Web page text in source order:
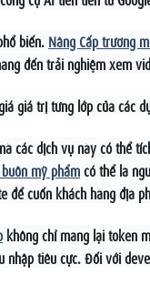
biến. Nâng Cấp trương
đến trải nghiệm xem
giá trị từng lớp của các
các dịch vụ này có thể
mỹ phẩmcó thể là
để cuốn khách hàng địa
không chỉ mang lại token
nhập tiêu cực. Đối với